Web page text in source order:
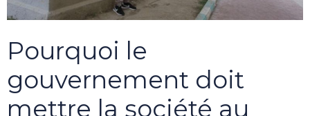
Pourquoi le
gouvernement doit
mettre la société au